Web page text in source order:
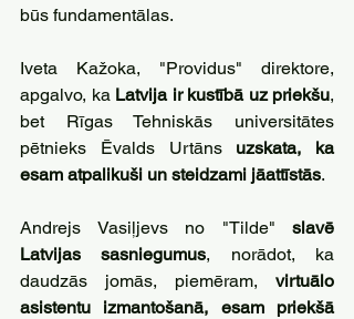
būs fundamentālas.
Iveta Kažoka, "Providus" direktore,
apgalvo, ka Latvija ir kustībā uz priekšu,
bet Rīgas Tehniskās universitātes
pētnieks Ēvalds Urtāns uzskata, ka
esam atpalikuši un steidzami jāattīstās.
Andrejs Vasiļjevs no "Tilde" slavē
Latvijas sasniegumus, norādot, ka
daudzās jomās, piemēram, virtuālo
asistentu izmantošanā, esam priekšā